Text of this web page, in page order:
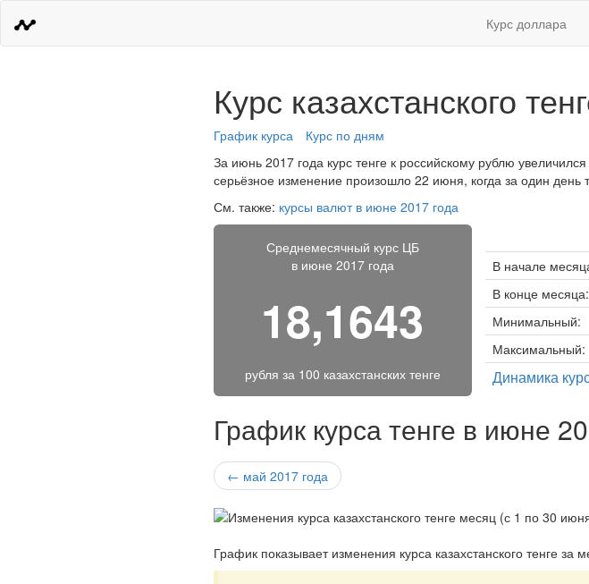
Курс доллара
Курс казахстанского
График курса
Курс по дням
За июнь 2017 года курс тенге к российскому рублю
серьёзное изменение произошло 22 июня, когда за один день
См. также: курсы валют в июне 2017 года
Среднемесячный курс ЦБ
в июне 2017 года
18,1643
рубля за 100 казахстанских тенге
В начале
В конце месяца:
Минимальный:
Максимальный:
Динамика
График курса тенге в июне
← май 2017 года
График показывает изменения курса казахстанского тенге за